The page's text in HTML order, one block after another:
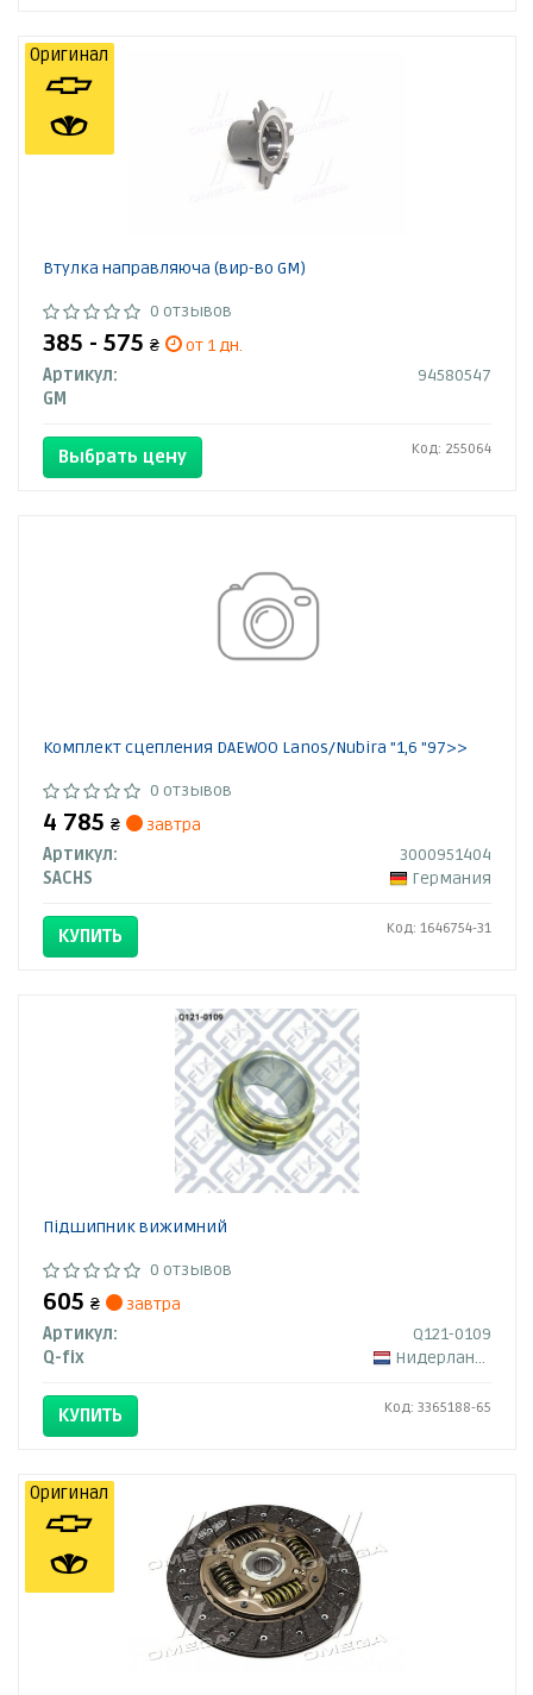
Втулка направляюча (вир-во GM)
0 отзывов
385 - 575 ₴
от 1 дн.
Артикул:
94580547
GM
Выбрать цену Код: 255064
Оригинал
Комплект сцепления DAEWOO Lanos/Nubira "1,6 "97>>
0 отзывов
4 785 ₴
завтра
Артикул:
3000951404
SACHS
Германия
КУПИТЬ Код: 1646754-31
Підшипник вижимний
0 отзывов
605 ₴
завтра
Артикул:
Q121-0109
Q-fix
Нидерланды
КУПИТЬ Код: 3365188-65
Оригинал